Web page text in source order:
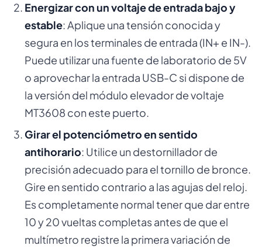
Energizar con un voltaje de entrada bajo y
estable: Aplique una tensión conocida y
segura en los terminales de entrada (IN+ e IN-).
Puede utilizar una fuente de laboratorio de 5V
o aprovechar la entrada USB-C si dispone de
la versión del módulo elevador de voltaje
MT3608 con este puerto.
Girar el potenciómetro en sentido
antihorario: Utilice un destornillador de
precisión adecuado para el tornillo de bronce.
Gire en sentido contrario a las agujas del reloj.
Es completamente normal tener que dar entre
10 y 20 vueltas completas antes de que el
multímetro registre la primera variación de